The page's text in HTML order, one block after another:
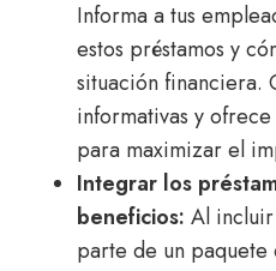
Informa a tus
estos préstamos y
situación financiera.
informativas y
para maximizar el
Integrar los
beneficios: Al
parte de un paquete